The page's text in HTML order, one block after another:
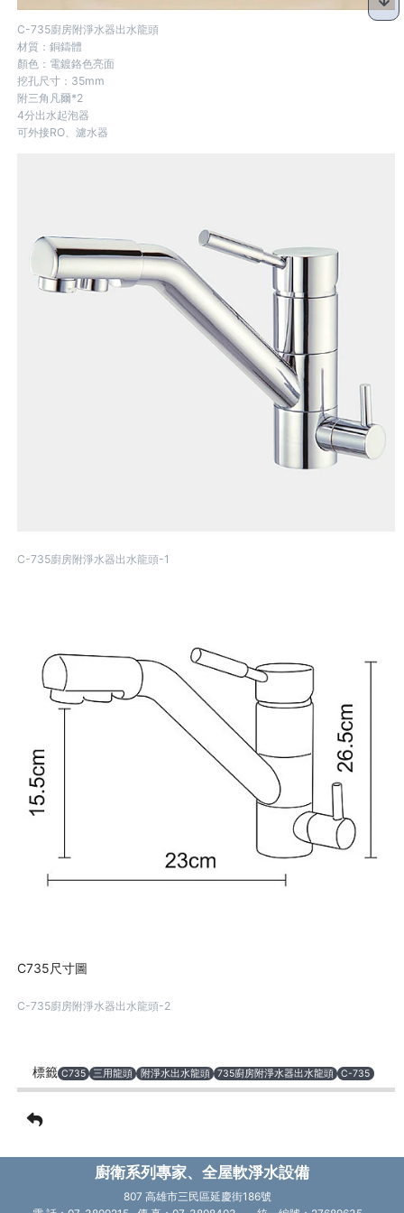
C-735廚房附淨水器出水龍頭
材質：銅鑄體
顏色：電鍍鉻色亮面
挖孔尺寸：35mm
附三角凡爾*2
4分出水起泡器
可外接RO、濾水器
C-735廚房附淨水器出水龍頭-1
C735尺寸圖
C-735廚房附淨水器出水龍頭-2
標籤 C735 三用龍頭 附淨水出水龍頭 735廚房附淨水器出水龍頭 C-735
廚衛系列專家、全屋軟淨水設備
807 高雄市三民區延慶街186號